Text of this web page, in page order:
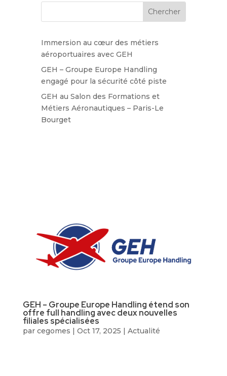
Immersion au cœur des métiers
aéroportuaires avec GEH
GEH – Groupe Europe Handling
engagé pour la sécurité côté piste
GEH au Salon des Formations et
Métiers Aéronautiques – Paris-Le
Bourget
GEH – Groupe Europe Handling étend son
offre full handling avec deux nouvelles
filiales spécialisées
par cegomes Oct 17, 2025 Actualité